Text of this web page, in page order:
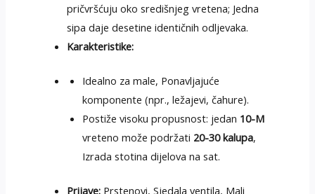
pričvršćuju oko središnjeg vretena; Jedna
sipa daje desetine identičnih odljevaka.
Karakteristike:
Idealno za male, Ponavljajuće
komponente (npr., ležajevi, čahure).
Postiže visoku propusnost: jedan 10-M
vreteno može podržati 20-30 kalupa,
Izrada stotina dijelova na sat.
Prijave: Prstenovi, Sjedala ventila, Mali